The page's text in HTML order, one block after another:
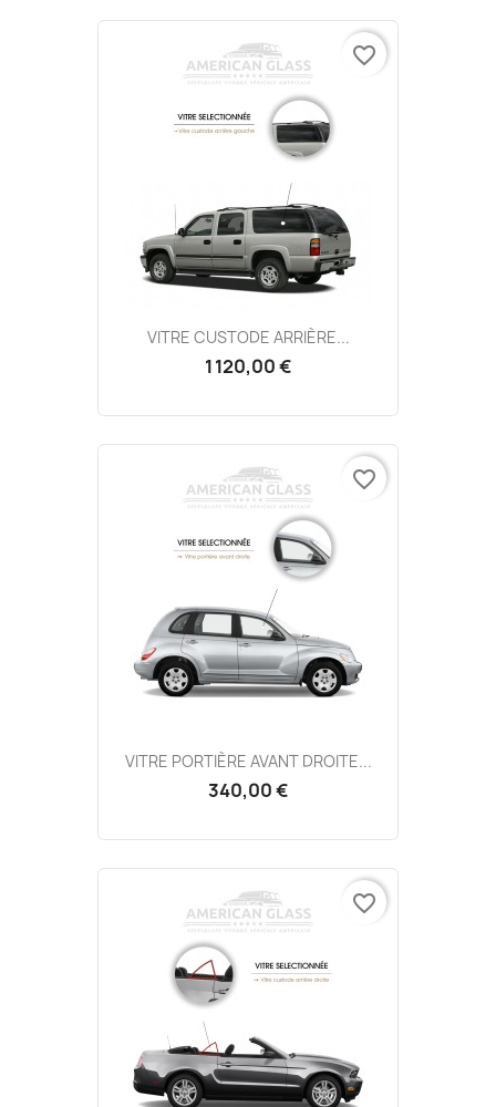
VITRE CUSTODE ARRIÈRE...
1 120,00 €
favorite_border
VITRE PORTIÈRE AVANT DROITE...
340,00 €
favorite_border
favorite_border